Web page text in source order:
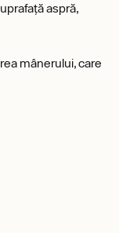
aspră,
mânerului, care